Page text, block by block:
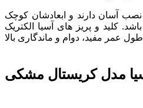
آسان دارند و ابعادشان کوچک
کلید و پریز های آسیا الکتریک
عمر مفید، دوام و ماندگاری بالا
مدل کریستال مشکی